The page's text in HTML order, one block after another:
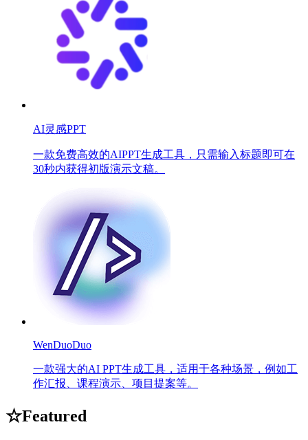
AI灵感PPT
一款免费高效的AIPPT生成工具，只需输入标题即可在
30秒内获得初版演示文稿。
WenDuoDuo
一款强大的AI PPT生成工具，适用于各种场景，例如工
作汇报、课程演示、项目提案等。
☆Featured